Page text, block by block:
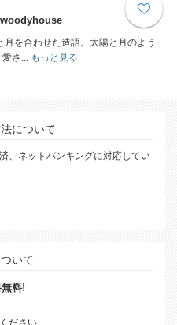
月を合わせた造語。太陽と月のよう
さ...
もっと見る
について
、ネットバンキングに対応してい
いて
料!